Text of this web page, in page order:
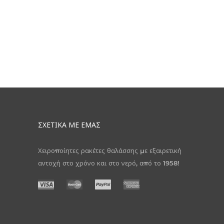
ΣΧΕΤΙΚΆ ΜΕ ΕΜΆΣ
Χειροποίητες ρακέτες θαλάσσης με εξαιρετική
αντοχή στο χρόνο και στο νερό, από το 1958!